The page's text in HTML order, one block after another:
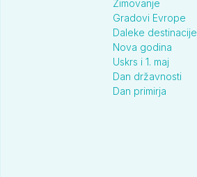
Zimovanje
Gradovi Evrope
Daleke destinacije
Nova godina
Uskrs i 1. maj
Dan državnosti
Dan primirja